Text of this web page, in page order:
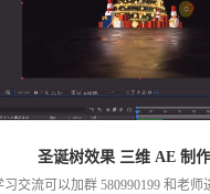
圣诞树效果 三维 AE 制作
习交流可以加群 580990199 和老师